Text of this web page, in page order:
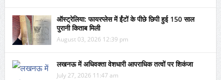
ऑस्ट्रेलिया: फायरप्लेस में ईंटों के पीछे छिपी हुई 150 साल
पुरानी किताब मिली
August 03, 2026 12:39 pm
लखनऊ में अधिवक्ता वेशधारी आपराधिक तत्वों पर शिकंजा
July 27, 2026 11:47 am